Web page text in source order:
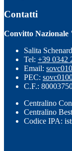
Contatti
Convitto
Salita
Tel: +39 0342
Email:
PEC:
C.F.:
Centralino
Centralino
Codice IPA: